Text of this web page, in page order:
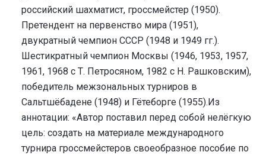
российский шахматист, гроссмейстер (1950).
Претендент на первенство мира (1951),
двукратный чемпион СССР (1948 и 1949 гг.).
Шестикратный чемпион Москвы (1946, 1953, 1957,
1961, 1968 с Т. Петросяном, 1982 с Н. Рашковским),
победитель межзональных турниров в
Сальтшёбадене (1948) и Гётеборге (1955).Из
аннотации: «Автор поставил перед собой нелёгкую
цель: создать на материале международного
турнира гроссмейстеров своеобразное пособие по